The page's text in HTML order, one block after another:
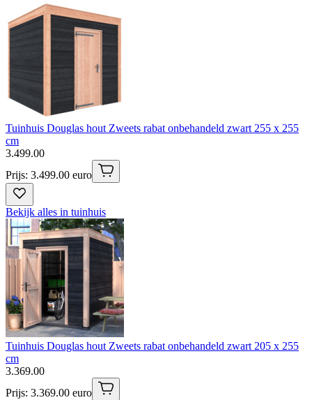
Tuinhuis Douglas hout Zweets rabat onbehandeld zwart 255 x 255
cm
3.499.00
Prijs: 3.499.00 euro
Bekijk alles in tuinhuis
Tuinhuis Douglas hout Zweets rabat onbehandeld zwart 205 x 255
cm
3.369.00
Prijs: 3.369.00 euro